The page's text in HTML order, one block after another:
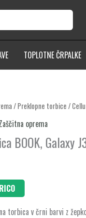
TOPLOTNE ČRPALKE
/Preklopne torbice/
oprema
BOOK, Galaxy
torbica v črni barvi z